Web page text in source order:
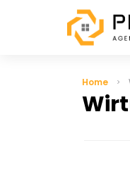
Home